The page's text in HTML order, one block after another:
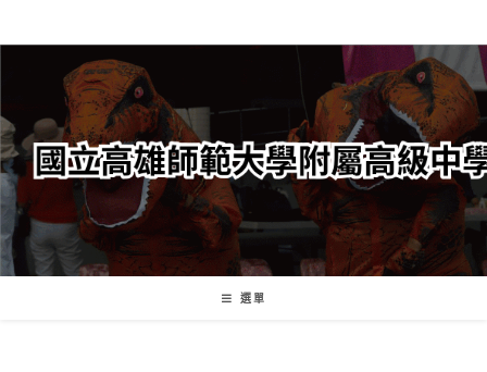
轉
要
內
容
選單